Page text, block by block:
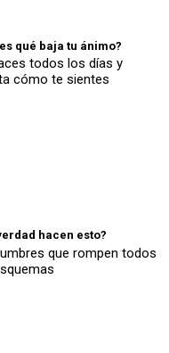
qué baja tu ánimo?
todos los días y
cómo te sientes
hacen esto?
que rompen todos